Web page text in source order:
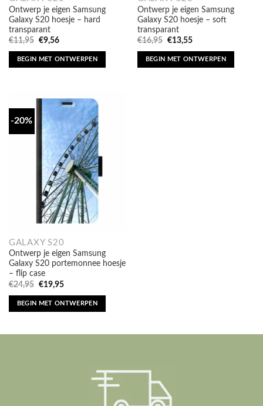
Galaxy S20 hoesje – hard
transparant
€11,95
Oorspronkelijke
prijs
was:
€9,56
Huidige
is:
BEGIN MET ONTWERPEN
Galaxy S20 hoesje – soft
transparant
€16,95
Oorspronkelijke
prijs
was:
€13,55
Huidige
is:
BEGIN MET ONTWERPEN
Ontwerp je eigen Samsung
Galaxy S20 portemonnee hoesje
– flip case
24,95
Oorspronkelijke
prijs
was:
€19,95
is:
BEGIN MET ONTWERPEN